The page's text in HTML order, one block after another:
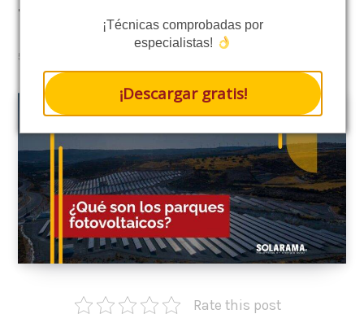
¡Técnicas comprobadas por
especialistas!
¡Descargar gratis!
fotovoltaicos?
5 MINS READ RATE THIS POST
Rate this post